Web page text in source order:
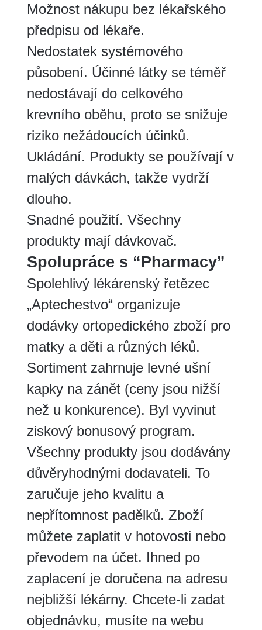
Možnost nákupu bez lékařského
předpisu od lékaře.
Nedostatek systémového
působení. Účinné látky se téměř
nedostávají do celkového
krevního oběhu, proto se snižuje
riziko nežádoucích účinků.
Ukládání. Produkty se používají v
malých dávkách, takže vydrží
dlouho.
Snadné použití. Všechny
produkty mají dávkovač.
Spolupráce s “Pharmacy”
Spolehlivý lékárenský řetězec
„Aptechestvo“ organizuje
dodávky ortopedického zboží pro
matky a děti a různých léků.
Sortiment zahrnuje levné ušní
kapky na zánět (ceny jsou nižší
než u konkurence). Byl vyvinut
ziskový bonusový program.
Všechny produkty jsou dodávány
důvěryhodnými dodavateli. To
zaručuje jeho kvalitu a
nepřítomnost padělků. Zboží
můžete zaplatit v hotovosti nebo
převodem na účet. Ihned po
zaplacení je doručena na adresu
nejbližší lékárny. Chcete-li zadat
objednávku, musíte na webu